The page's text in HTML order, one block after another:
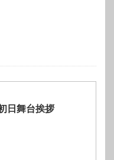
日舞台挨拶